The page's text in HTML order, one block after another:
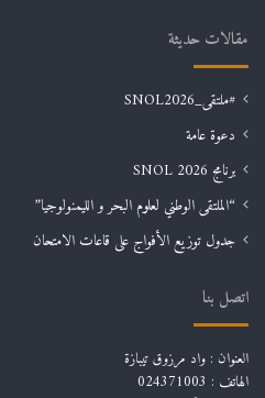
مقالات حديثة
#ملتقى_SNOL2026
دعوة عامة
برنامج SNOL 2026
“الملتقى الوطني لعلوم البحر و الليمنولوجيا”
جدول توزيع الأفواج على قاعات الامتحان
اتصل بنا
العنوان : واد مرزوق تيبازة
الهاتف : 024371003